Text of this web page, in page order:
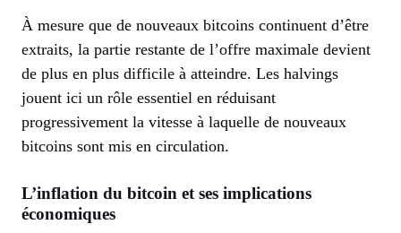
À mesure que de nouveaux bitcoins continuent d’être
extraits, la partie restante de l’offre maximale devient
de plus en plus difficile à atteindre. Les halvings
jouent ici un rôle essentiel en réduisant
progressivement la vitesse à laquelle de nouveaux
bitcoins sont mis en circulation.
L’inflation du bitcoin et ses implications
économiques